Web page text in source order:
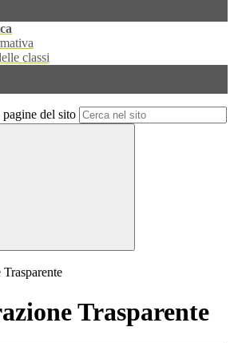
classi
del sito
Trasparente